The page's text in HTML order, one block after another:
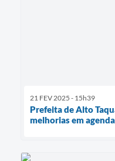
21 FEV 2025 - 15h39
Prefeita de Alto
melhorias em